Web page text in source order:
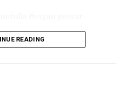
kepolisian berulang kali
di lokasi ini terkesan tak
READING